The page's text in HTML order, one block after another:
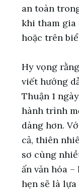
an toàn
khi tham gia
hoặc trên
Hy vọng
viết hướng
Thuận 1
hành trình
dàng hơn.
cả, thiên
sơ cùng
ấn văn hóa
hẹn sẽ là